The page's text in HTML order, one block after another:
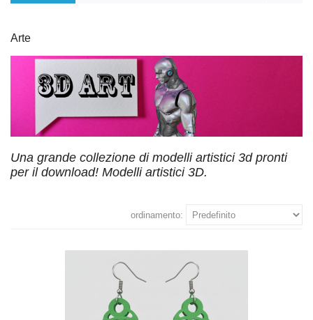
Arte
Una grande collezione di modelli artistici 3d pronti
per il download! Modelli artistici 3D.
ordinamento: